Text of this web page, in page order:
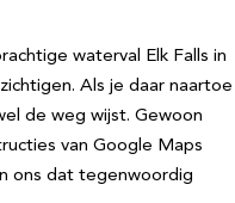
waterval Elk Falls in
Als je daar naartoe
de weg wijst. Gewoon
van Google Maps
ons dat tegenwoordig